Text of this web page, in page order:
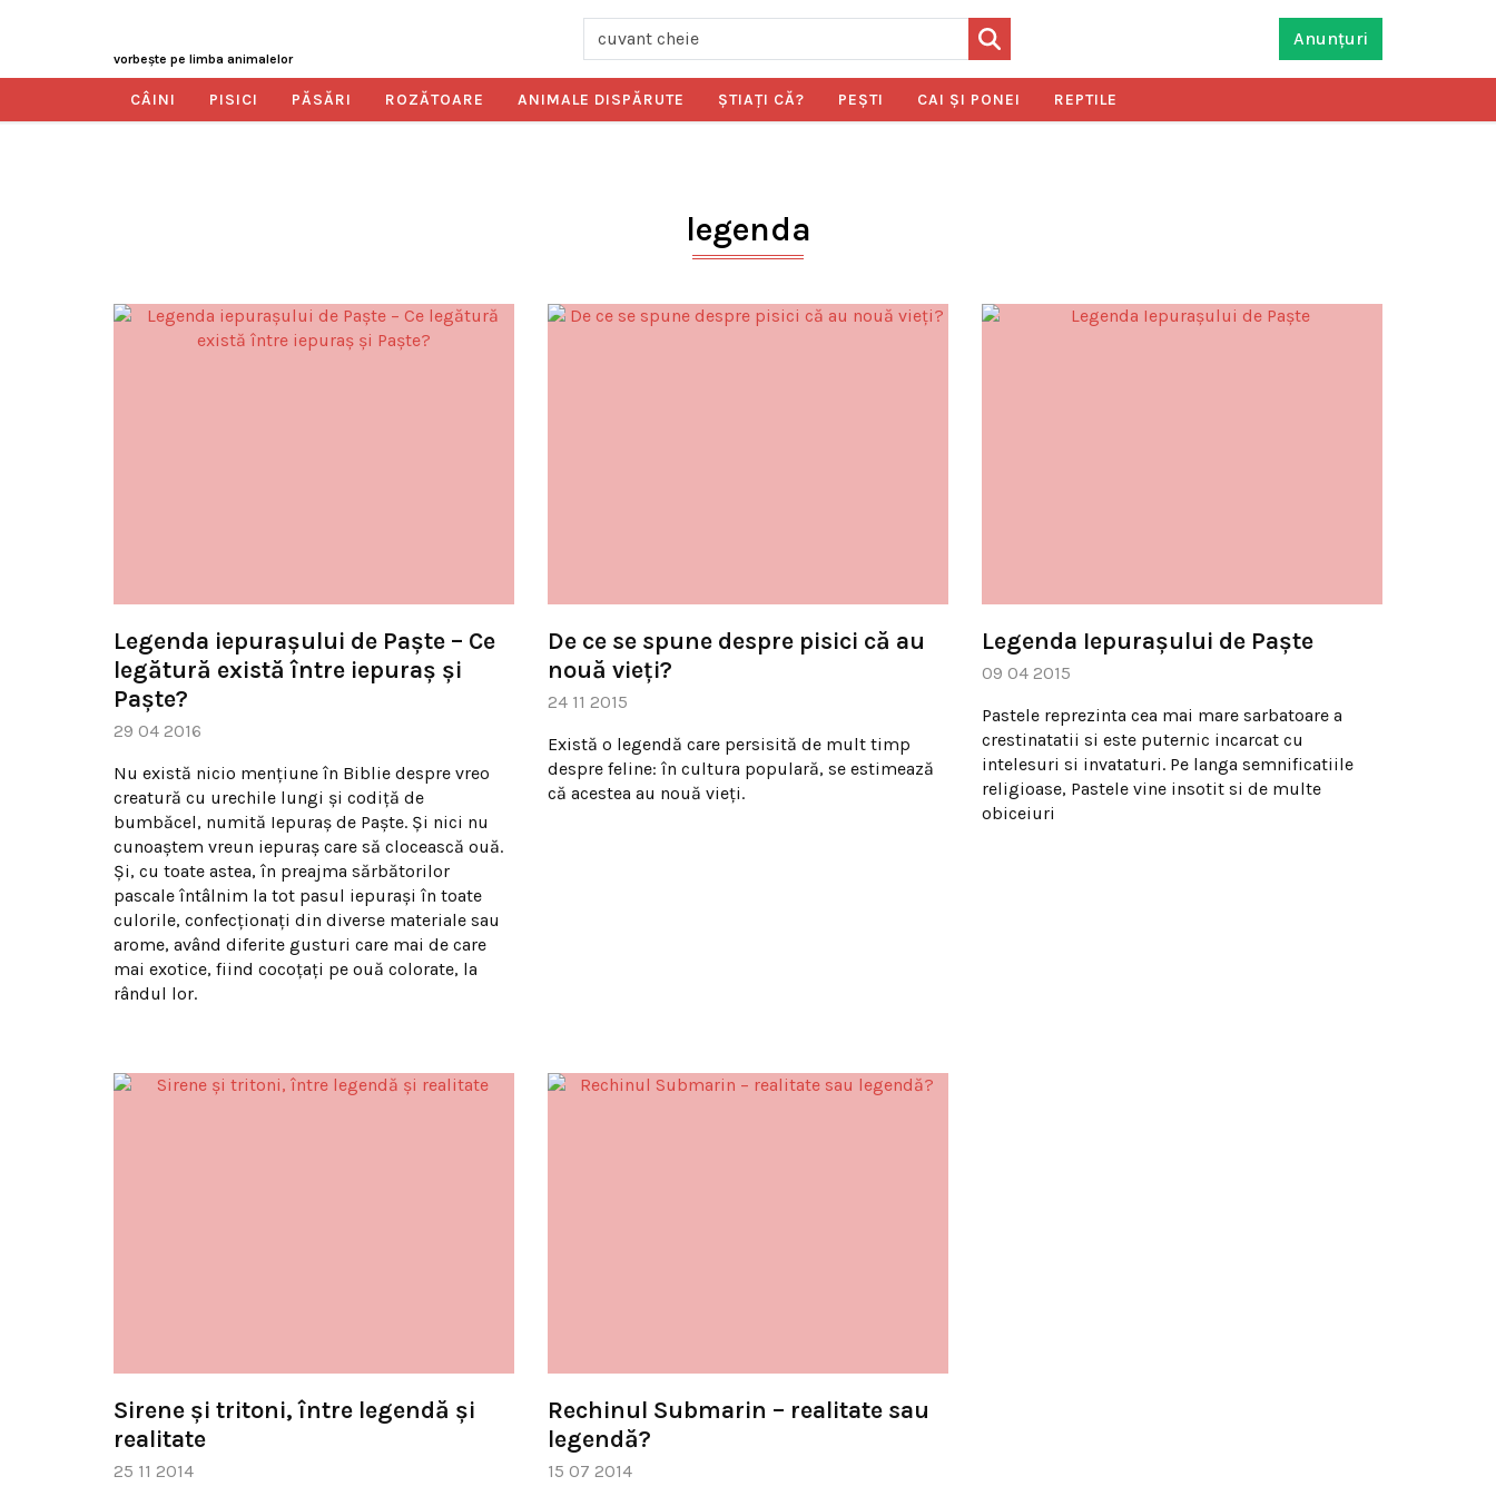
vorbeşte pe limba animalelor
Anunțuri
CÂINI PISICI PĂSĂRI ROZĂTOARE ANIMALE DISPĂRUTE ŞTIAŢI CĂ? PEŞTI CAI ŞI PONEI REPTILE
legenda
Legenda iepurașului de Paște – Ce
legătură există între iepuraș și
Paște?
29 04 2016
Nu există nicio mențiune în Biblie despre vreo
creatură cu urechile lungi și codiță de
bumbăcel, numită Iepuraș de Paște. Și nici nu
cunoaștem vreun iepuraș care să clocească ouă.
Și, cu toate astea, în preajma sărbătorilor
pascale întâlnim la tot pasul iepurași în toate
culorile, confecționați din diverse materiale sau
arome, având diferite gusturi care mai de care
mai exotice, fiind cocoțați pe ouă colorate, la
rândul lor.
De ce se spune despre pisici că au
nouă vieţi?
24 11 2015
Există o legendă care persisită de mult timp
despre feline: în cultura populară, se estimează
că acestea au nouă vieţi.
Legenda Iepurașului de Paște
09 04 2015
Pastele reprezinta cea mai mare sarbatoare a
crestinatatii si este puternic incarcat cu
intelesuri si invataturi. Pe langa semnificatiile
religioase, Pastele vine insotit si de multe
obiceiuri
Sirene şi tritoni, între legendă şi
realitate
25 11 2014
Rechinul Submarin – realitate sau
legendă?
15 07 2014